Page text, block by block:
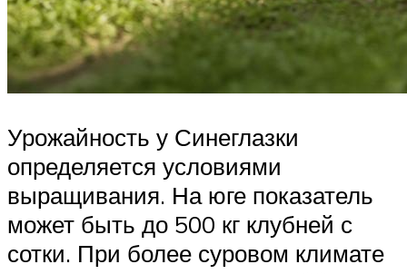
Урожайность у Синеглазки
определяется условиями
выращивания. На юге показатель
может быть до 500 кг клубней с
сотки. При более суровом климате